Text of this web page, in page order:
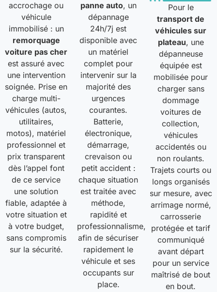
accrochage ou
véhicule
immobilisé : un
remorquage
voiture pas cher
est assuré avec
une intervention
soignée. Prise en
charge multi-
véhicules (autos,
utilitaires,
motos), matériel
professionnel et
prix transparent
dès l’appel font
de ce service
une solution
fiable, adaptée à
votre situation et
à votre budget,
sans compromis
sur la sécurité.
panne auto, un
dépannage
24h/7j est
disponible avec
un matériel
complet pour
intervenir sur la
majorité des
urgences
courantes.
Batterie,
électronique,
démarrage,
crevaison ou
petit accident :
chaque situation
est traitée avec
méthode,
rapidité et
professionnalisme,
afin de sécuriser
rapidement le
véhicule et ses
occupants sur
place.
Pour le
transport de
véhicules sur
plateau, une
dépanneuse
équipée est
mobilisée pour
charger sans
dommage
voitures de
collection,
véhicules
accidentés ou
non roulants.
Trajets courts ou
longs organisés
sur mesure, avec
arrimage normé,
carrosserie
protégée et tarif
communiqué
avant départ
pour un service
maîtrisé de bout
en bout.